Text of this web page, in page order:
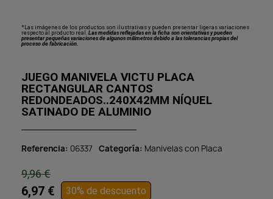
*Las imágenes de los productos son ilustrativas y pueden presentar ligeras variaciones
respecto al producto real. Las medidas reflejadas en la ficha son orientativas y pueden
presentar pequeñas variaciones de algunos milímetros debido a las tolerancias propias del
proceso de fabricación.
JUEGO MANIVELA VICTU PLACA
RECTANGULAR CANTOS
REDONDEADOS..240X42MM NÍQUEL
SATINADO DE ALUMINIO
Referencia 06337 Categoría Manivelas con Placa
9,96 €
6,97 € 30% de descuento